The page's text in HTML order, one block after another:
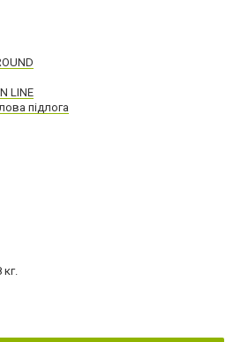
LINE
підлога